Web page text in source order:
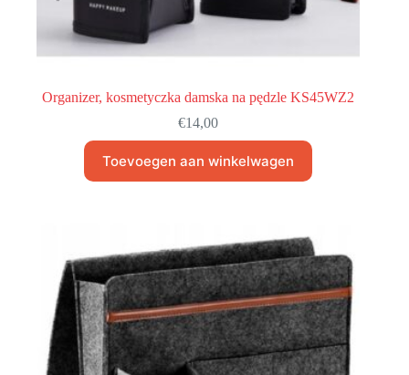
Organizer, kosmetyczka damska na pędzle KS45WZ2
€14,00
Toevoegen aan winkelwagen